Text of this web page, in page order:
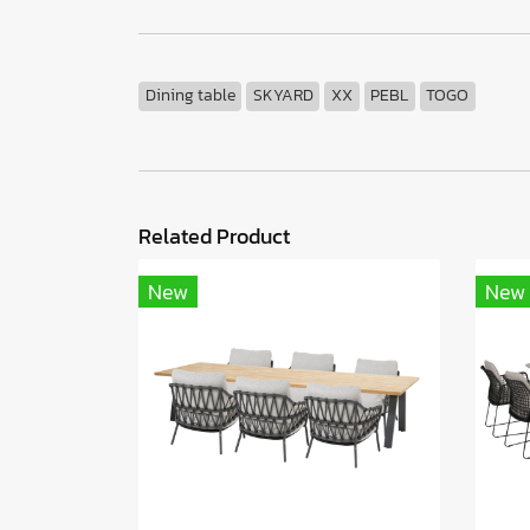
Dining table SKYARD XX PEBL TOGO
Related Product
New
New